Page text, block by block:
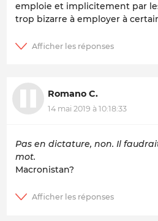
emploie et implicitement par
trop bizarre à employer à
Romano C.
14 mai 2019 à 10:18:33
Pas en dictature, non. Il
mot.
Macronistan?